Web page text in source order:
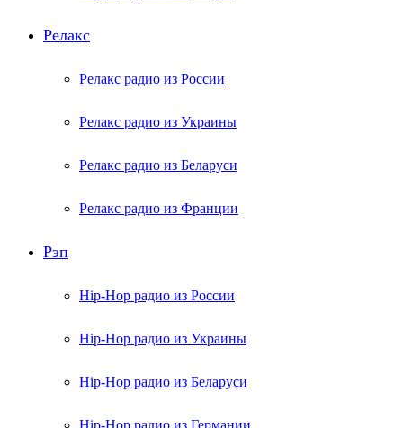
Релакс
Релакс радио из России
Релакс радио из Украины
Релакс радио из Беларуси
Релакс радио из Франции
Рэп
Hip-Hop радио из России
Hip-Hop радио из Украины
Hip-Hop радио из Беларуси
Hip-Hop радио из Германии